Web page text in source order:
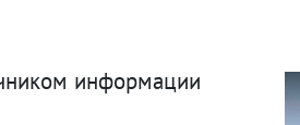
информации